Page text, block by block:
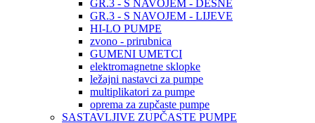
GR.3 - S NAVOJEM - DESNE
GR.3 - S NAVOJEM - LIJEVE
HI-LO PUMPE
zvono - prirubnica
GUMENI UMETCI
elektromagnetne sklopke
ležajni nastavci za pumpe
multiplikatori za pumpe
oprema za zupčaste pumpe
SASTAVLJIVE ZUPČASTE PUMPE